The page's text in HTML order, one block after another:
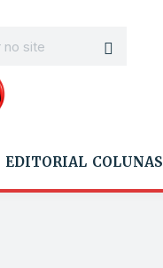
EDITORIAL COLUNAS